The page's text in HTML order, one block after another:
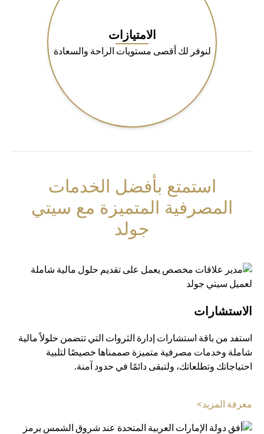
الامتيازات
لنوفر لك أقصى مستويات الراحة والسعادة
استمتع بأفضل الخدمات
المصرفية المتميزة مع سيتي
جولد
الاستشارات
استفد من باقة استشارات إدارة الثروات التي تتضمن حلولاً مالية
شاملة وخدمات مصرفية متميزة صممناها خصيصًا لتلبية
احتياجاتك وتطلعاتك، ولتبقى دائمًا في حدود آمنة.
معرفة المزيد>